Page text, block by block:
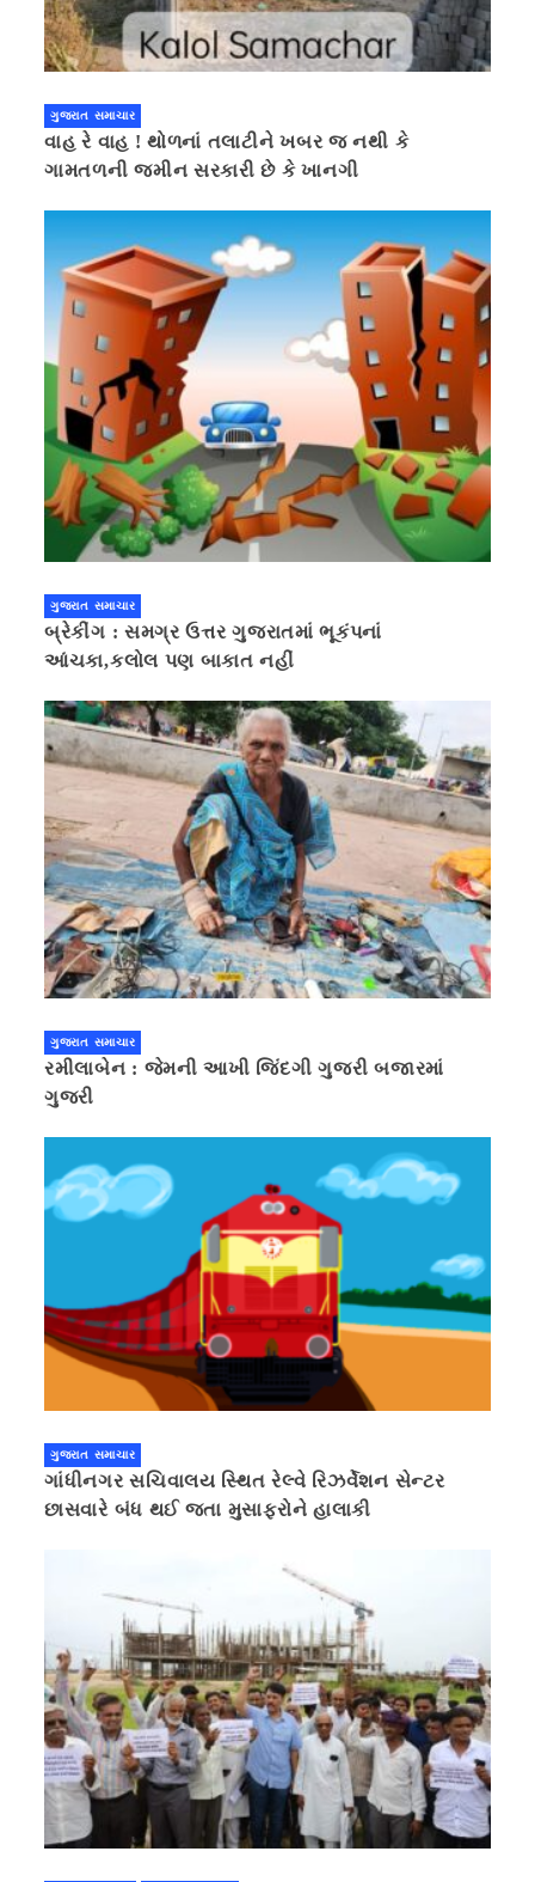
ગુજરાત સમાચાર
વાહ રે વાહ ! થોળનાં તલાટીને ખબર જ નથી કે
ગામતળની જમીન સરકારી છે કે ખાનગી
ગુજરાત સમાચાર
બ્રેકીંગ : સમગ્ર ઉત્તર ગુજરાતમાં ભૂકંપનાં
આંચકા,કલોલ પણ બાકાત નહીં
ગુજરાત સમાચાર
રમીલાબેન : જેમની આખી જિંદગી ગુજરી બજારમાં
ગુજરી
ગુજરાત સમાચાર
ગાંધીનગર સચિવાલય સ્થિત રેલ્વે રિઝર્વેશન સેન્ટર
છાસવારે બંધ થઈ જતા મુસાફરોને હાલાકી